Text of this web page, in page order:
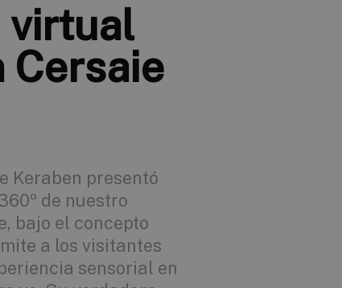
virtual
Cersaie
Keraben presentó
de nuestro
bajo el concepto
a los visitantes
sensorial en